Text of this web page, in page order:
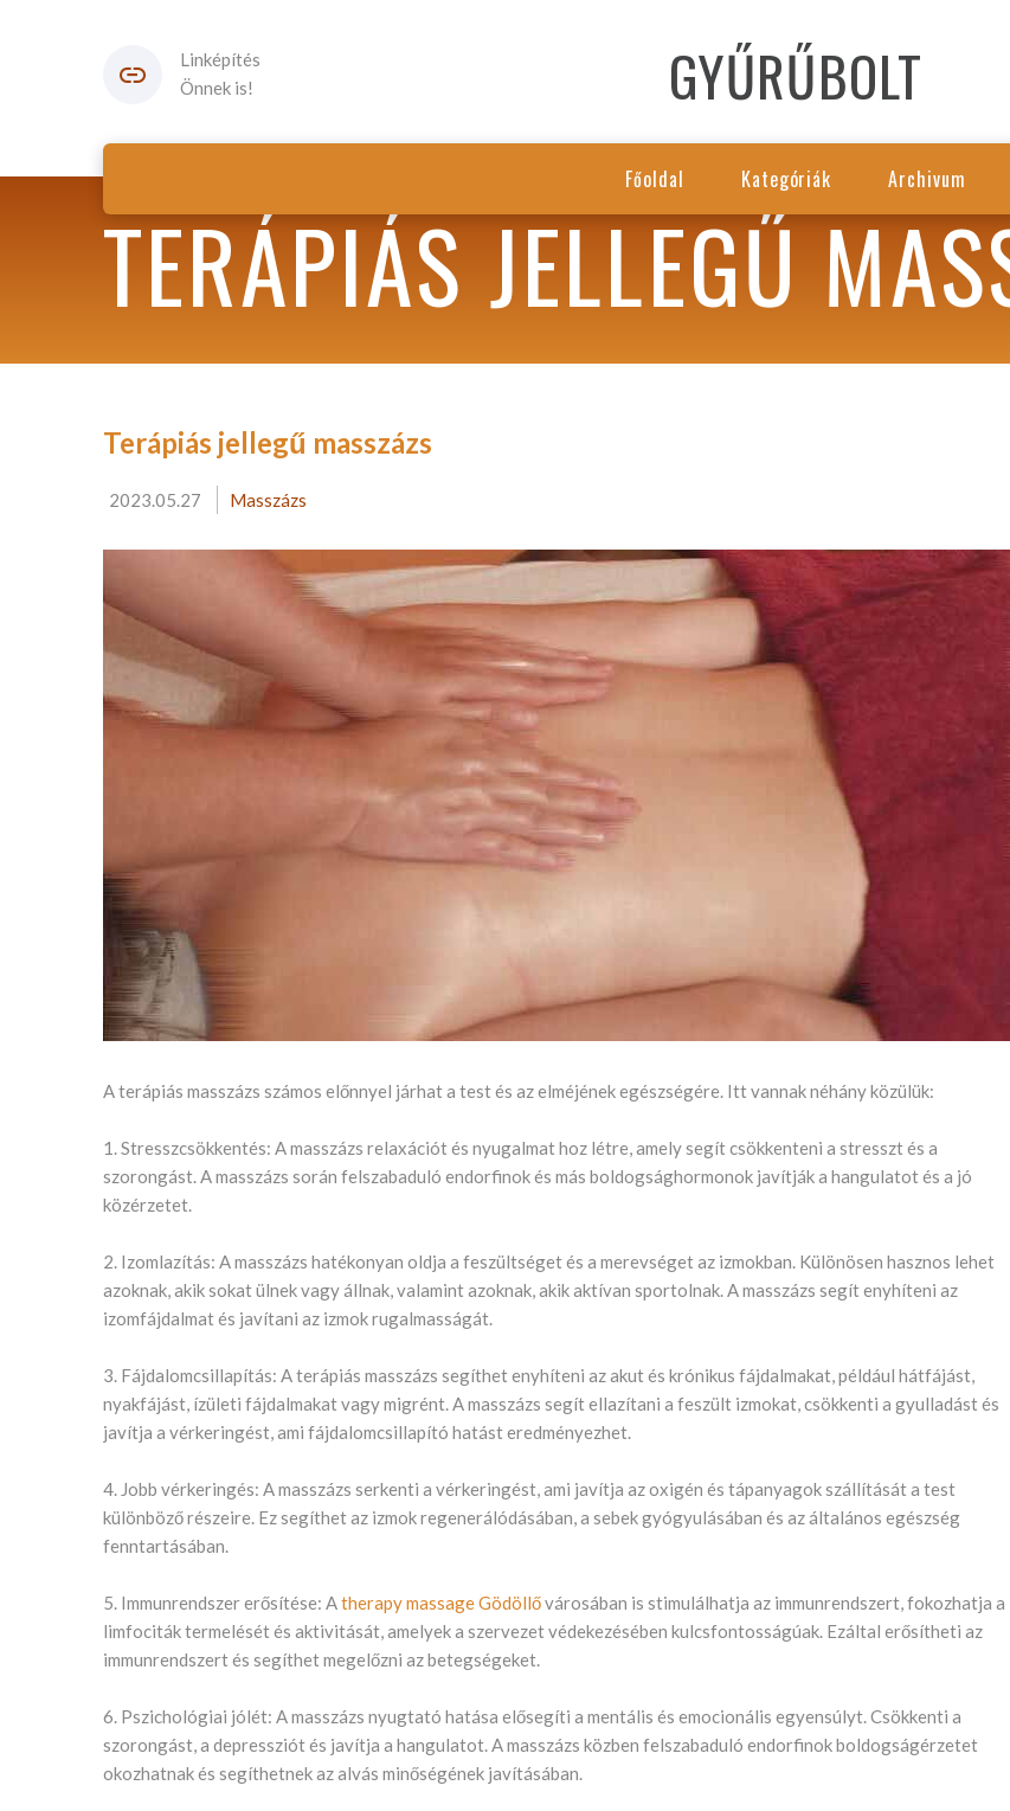
Linképítés
Önnek is!
GYŰRŰBOLT
Főoldal Kategóriák Archivum
TERÁPIÁS JELLEGŰ
Terápiás jellegű masszázs
2023.05.27 Masszázs
A terápiás masszázs számos előnnyel járhat a test és az elméjének egészségére. Itt vannak néhány közülük:
1. Stresszcsökkentés: A masszázs relaxációt és nyugalmat hoz létre, amely segít csökkenteni a stresszt és a
szorongást. A masszázs során felszabaduló endorfinok és más boldogsághormonok javítják a hangulatot és a jó
közérzetet.
2. Izomlazítás: A masszázs hatékonyan oldja a feszültséget és a merevséget az izmokban. Különösen hasznos lehet
azoknak, akik sokat ülnek vagy állnak, valamint azoknak, akik aktívan sportolnak. A masszázs segít enyhíteni az
izomfájdalmat és javítani az izmok rugalmasságát.
3. Fájdalomcsillapítás: A terápiás masszázs segíthet enyhíteni az akut és krónikus fájdalmakat, például hátfájást,
nyakfájást, ízületi fájdalmakat vagy migrént. A masszázs segít ellazítani a feszült izmokat, csökkenti a gyulladást és
javítja a vérkeringést, ami fájdalomcsillapító hatást eredményezhet.
4. Jobb vérkeringés: A masszázs serkenti a vérkeringést, ami javítja az oxigén és tápanyagok szállítását a test
különböző részeire. Ez segíthet az izmok regenerálódásában, a sebek gyógyulásában és az általános egészség
fenntartásában.
5. Immunrendszer erősítése: Atherapy massage Gödöllővárosában is stimulálhatja az immunrendszert, fokozhatja a
limfociták termelését és aktivitását, amelyek a szervezet védekezésében kulcsfontosságúak. Ezáltal erősítheti az
immunrendszert és segíthet megelőzni az betegségeket.
6. Pszichológiai jólét: A masszázs nyugtató hatása elősegíti a mentális és emocionális egyensúlyt. Csökkenti a
szorongást, a depressziót és javítja a hangulatot. A masszázs közben felszabaduló endorfinok boldogságérzetet
okozhatnak és segíthetnek az alvás minőségének javításában.